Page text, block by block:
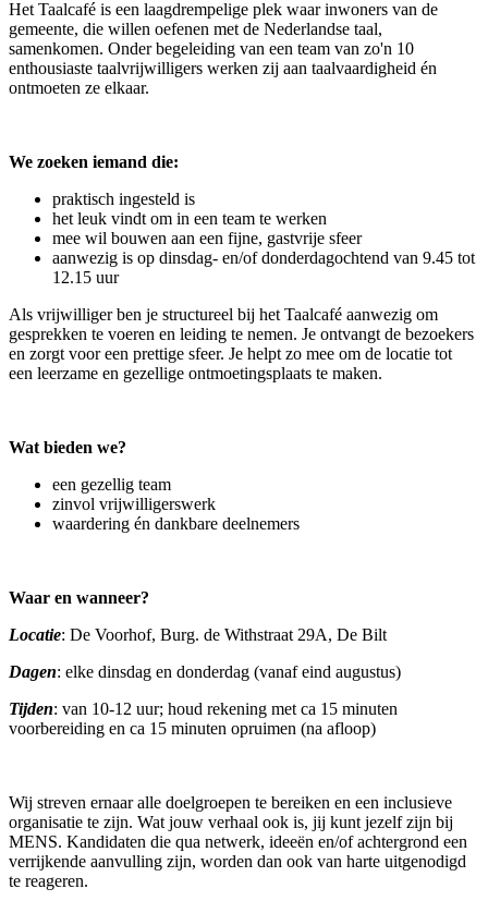
Het Taalcafé is een laagdrempelige plek waar inwoners van de
gemeente, die willen oefenen met de Nederlandse taal,
samenkomen. Onder begeleiding van een team van zo'n 10
enthousiaste taalvrijwilligers werken zij aan taalvaardigheid én
ontmoeten ze elkaar.
We zoeken iemand die:
praktisch ingesteld is
het leuk vindt om in een team te werken
mee wil bouwen aan een fijne, gastvrije sfeer
aanwezig is op dinsdag- en/of donderdagochtend van 9.45 tot
12.15 uur
Als vrijwilliger ben je structureel bij het Taalcafé aanwezig om
gesprekken te voeren en leiding te nemen. Je ontvangt de bezoekers
en zorgt voor een prettige sfeer. Je helpt zo mee om de locatie tot
een leerzame en gezellige ontmoetingsplaats te maken.
Wat bieden we?
een gezellig team
zinvol vrijwilligerswerk
waardering én dankbare deelnemers
Waar en wanneer?
Locatie: De Voorhof, Burg. de Withstraat 29A, De Bilt
Dagen: elke dinsdag en donderdag (vanaf eind augustus)
Tijden: van 10-12 uur; houd rekening met ca 15 minuten
voorbereiding en ca 15 minuten opruimen (na afloop)
Wij streven ernaar alle doelgroepen te bereiken en een inclusieve
organisatie te zijn. Wat jouw verhaal ook is, jij kunt jezelf zijn bij
MENS. Kandidaten die qua netwerk, ideeën en/of achtergrond een
verrijkende aanvulling zijn, worden dan ook van harte uitgenodigd
te reageren.